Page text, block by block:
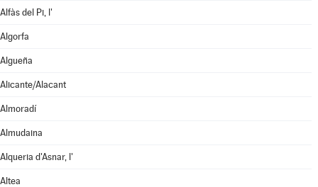
Alfàs del Pi, l'
Algorfa
Algueña
Alicante/Alacant
Almoradí
Almudaina
Alqueria d'Asnar, l'
Altea